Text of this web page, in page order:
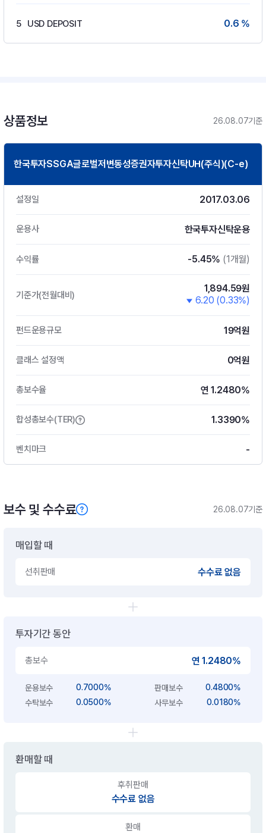
5 USD DEPOSIT 0.6 %
상품정보 26.08.07기준
한국투자SSGA글로벌저변동성증권자투자신탁UH(주식)(C-e)
설정일 2017.03.06
운용사 한국투자신탁운용
수익률 -5.45% (1개월)
기준가(전월대비)
1,894.59원
6.20 (0.33%)
펀드운용규모 19억원
클래스 설정액 0억원
총보수율 연 1.2480%
합성총보수(TER) 1.3390%
벤치마크 -
보수 및 수수료 26.08.07기준
매입할 때
선취판매 수수료 없음
투자기간 동안
총보수 연 1.2480%
운용보수 0.7000% 판매보수
0.4800%
수탁보수
0.0500% 사무보수 0.0180%
환매할 때
후취판매
수수료 없음
환매